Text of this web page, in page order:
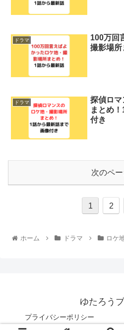
ドラマ
100万回
撮影場
ドラマ
探偵ロ
まとめ
付き
次のペ
1 2
ホーム ドラマ ロケ
ゆたろう
プライバシーポリシー